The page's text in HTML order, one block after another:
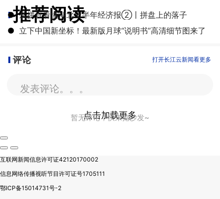
推荐阅读
● 从拼豆看懂湖北上半年经济报②丨拼盘上的落子
● 立下中国新坐标！最新版月球“说明书”高清细节图来了
评论 打开长江云新闻看更多
发表评论。。。
暂无评论，快来抢沙发~
点击加载更多
互联网新闻信息许可证42120170002
信息网络传播视听节目许可证号1705111
鄂ICP备15014731号-2